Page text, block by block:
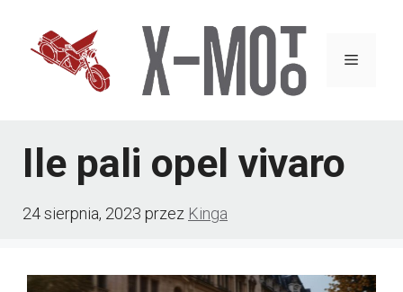
Menu
Ile pali opel vivaro
24 sierpnia, 2023 przez Kinga